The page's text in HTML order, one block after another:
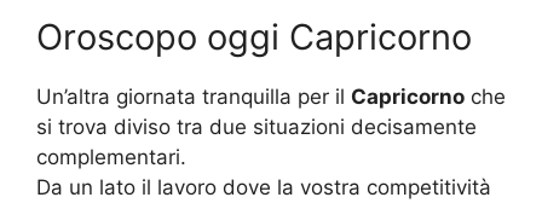
Oroscopo oggi Capricorno
Un’altra giornata tranquilla per il Capricorno che
si trova diviso tra due situazioni decisamente
complementari.
Da un lato il lavoro dove la vostra competitività